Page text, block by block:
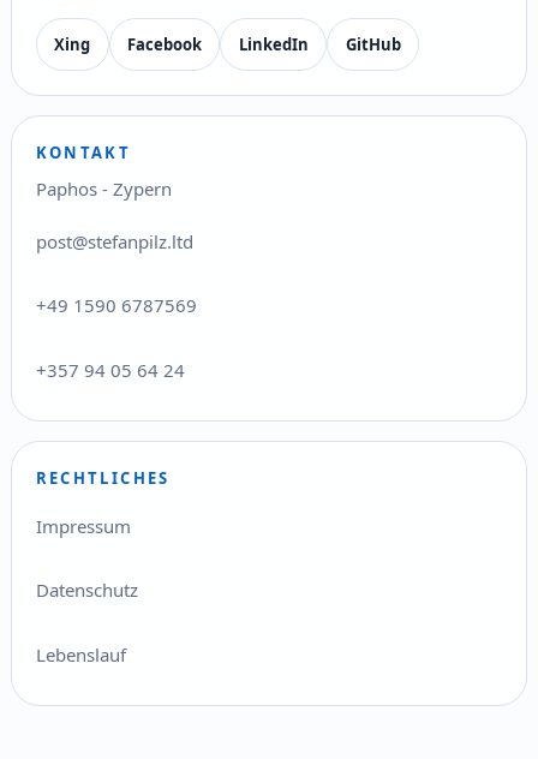
Xing Facebook LinkedIn GitHub
KONTAKT
Paphos - Zypern
post@stefanpilz.ltd
+49 1590 6787569
+357 94 05 64 24
RECHTLICHES
Impressum
Datenschutz
Lebenslauf